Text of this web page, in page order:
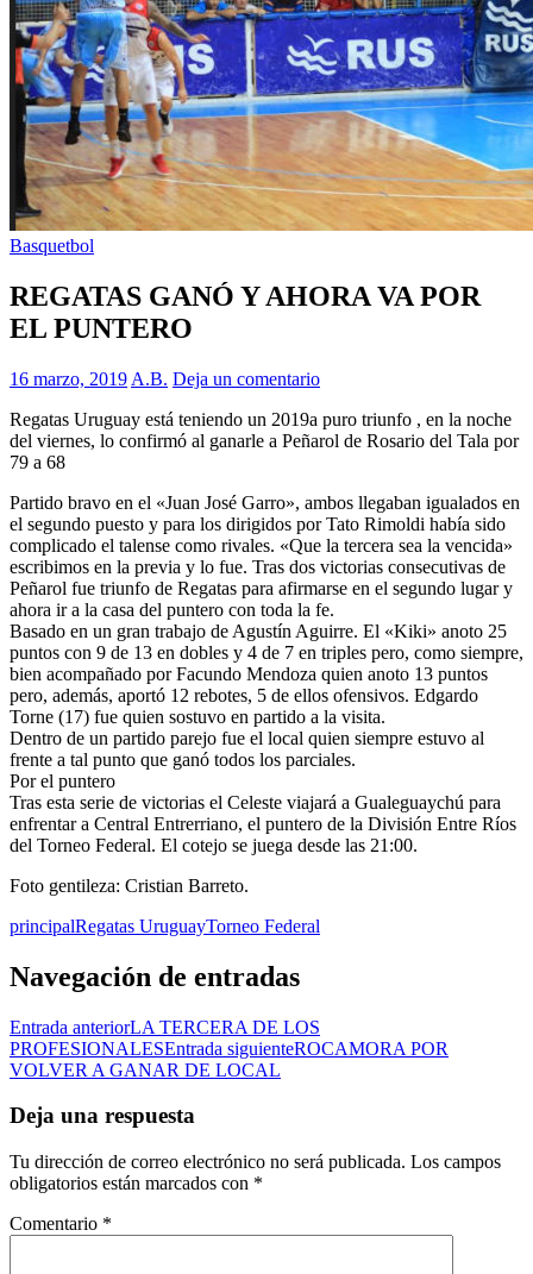
Basquetbol
REGATAS GANÓ Y AHORA VA POR
EL PUNTERO
16 marzo, 2019 A.B. Deja un comentario
Regatas Uruguay está teniendo un 2019a puro triunfo , en la noche
del viernes, lo confirmó al ganarle a Peñarol de Rosario del Tala por
79 a 68
Partido bravo en el «Juan José Garro», ambos llegaban igualados en
el segundo puesto y para los dirigidos por Tato Rimoldi había sido
complicado el talense como rivales. «Que la tercera sea la vencida»
escribimos en la previa y lo fue. Tras dos victorias consecutivas de
Peñarol fue triunfo de Regatas para afirmarse en el segundo lugar y
ahora ir a la casa del puntero con toda la fe.
Basado en un gran trabajo de Agustín Aguirre. El «Kiki» anoto 25
puntos con 9 de 13 en dobles y 4 de 7 en triples pero, como siempre,
bien acompañado por Facundo Mendoza quien anoto 13 puntos
pero, además, aportó 12 rebotes, 5 de ellos ofensivos. Edgardo
Torne (17) fue quien sostuvo en partido a la visita.
Dentro de un partido parejo fue el local quien siempre estuvo al
frente a tal punto que ganó todos los parciales.
Por el puntero
Tras esta serie de victorias el Celeste viajará a Gualeguaychú para
enfrentar a Central Entrerriano, el puntero de la División Entre Ríos
del Torneo Federal. El cotejo se juega desde las 21:00.
Foto gentileza: Cristian Barreto.
principalRegatas UruguayTorneo Federal
Navegación de entradas
Entrada anteriorLA TERCERA DE LOS
PROFESIONALESEntrada siguienteROCAMORA POR
VOLVER A GANAR DE LOCAL
Deja una respuesta
Tu dirección de correo electrónico no será publicada. Los campos
obligatorios están marcados con *
Comentario *